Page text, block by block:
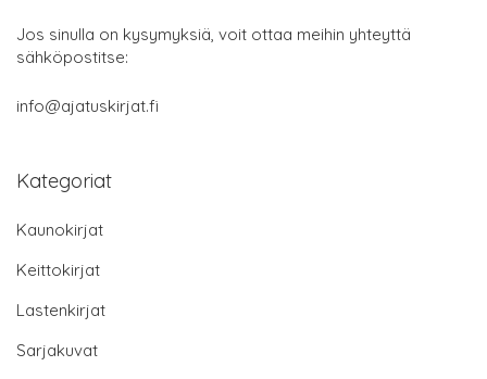
Jos sinulla on kysymyksiä, voit ottaa meihin yhteyttä
sähköpostitse:
info@ajatuskirjat.fi
Kategoriat
Kaunokirjat
Keittokirjat
Lastenkirjat
Sarjakuvat